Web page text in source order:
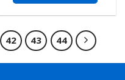
42 43 44